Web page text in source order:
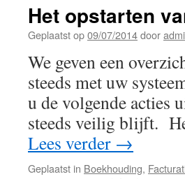
service
packs
Het opstarten
Geplaatst op09/07/2014door
We geven een
steeds met uw
u de volgende
steeds veilig blijft.
Lees verder →
Geplaatst in Boekhouding,